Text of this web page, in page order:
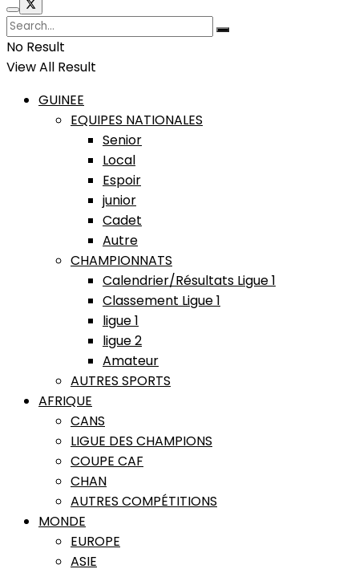
No Result
View All Result
GUINEE
EQUIPES NATIONALES
Senior
Local
Espoir
junior
Cadet
Autre
CHAMPIONNATS
Calendrier/Résultats Ligue 1
Classement Ligue 1
ligue 1
ligue 2
Amateur
AUTRES SPORTS
AFRIQUE
CANS
LIGUE DES CHAMPIONS
COUPE CAF
CHAN
AUTRES COMPÉTITIONS
MONDE
EUROPE
ASIE